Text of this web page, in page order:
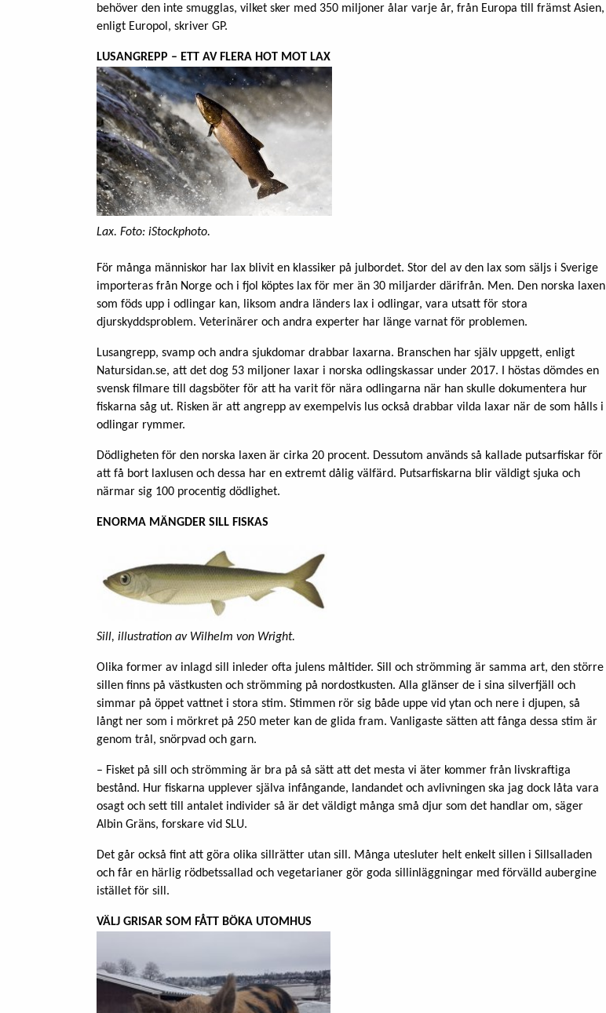
behöver den inte smugglas, vilket sker med 350 miljoner ålar varje år, från Europa till främst Asien,
enligt Europol, skriver GP.
LUSANGREPP – ETT AV FLERA HOT MOT LAX
Lax. Foto: iStockphoto.
För många människor har lax blivit en klassiker på julbordet. Stor del av den lax som säljs i Sverige
importeras från Norge och i fjol köptes lax för mer än 30 miljarder därifrån. Men. Den norska laxen
som föds upp i odlingar kan, liksom andra länders lax i odlingar, vara utsatt för stora
djurskyddsproblem. Veterinärer och andra experter har länge varnat för problemen.
Lusangrepp, svamp och andra sjukdomar drabbar laxarna. Branschen har själv uppgett, enligt
Natursidan.se, att det dog 53 miljoner laxar i norska odlingskassar under 2017. I höstas dömdes en
svensk filmare till dagsböter för att ha varit för nära odlingarna när han skulle dokumentera hur
fiskarna såg ut. Risken är att angrepp av exempelvis lus också drabbar vilda laxar när de som hålls i
odlingar rymmer.
Dödligheten för den norska laxen är cirka 20 procent. Dessutom används så kallade putsarfiskar för
att få bort laxlusen och dessa har en extremt dålig välfärd. Putsarfiskarna blir väldigt sjuka och
närmar sig 100 procentig dödlighet.
ENORMA MÄNGDER SILL FISKAS
Sill, illustration av Wilhelm von Wright.
Olika former av inlagd sill inleder ofta julens måltider. Sill och strömming är samma art, den större
sillen finns på västkusten och strömming på nordostkusten. Alla glänser de i sina silverfjäll och
simmar på öppet vattnet i stora stim. Stimmen rör sig både uppe vid ytan och nere i djupen, så
långt ner som i mörkret på 250 meter kan de glida fram. Vanligaste sätten att fånga dessa stim är
genom trål, snörpvad och garn.
– Fisket på sill och strömming är bra på så sätt att det mesta vi äter kommer från livskraftiga
bestånd. Hur fiskarna upplever själva infångande, landandet och avlivningen ska jag dock låta vara
osagt och sett till antalet individer så är det väldigt många små djur som det handlar om, säger
Albin Gräns, forskare vid SLU.
Det går också fint att göra olika sillrätter utan sill. Många utesluter helt enkelt sillen i Sillsalladen
och får en härlig rödbetssallad och vegetarianer gör goda sillinläggningar med förvälld aubergine
istället för sill.
VÄLJ GRISAR SOM FÅTT BÖKA UTOMHUS